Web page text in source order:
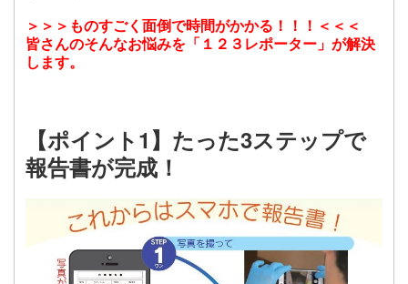
＞＞＞ものすごく面倒で時間がかかる！！！＜＜＜
皆さんのそんなお悩みを「１２３レポーター」が解決
します。
【ポイント1】たった3ステップで
報告書が完成！